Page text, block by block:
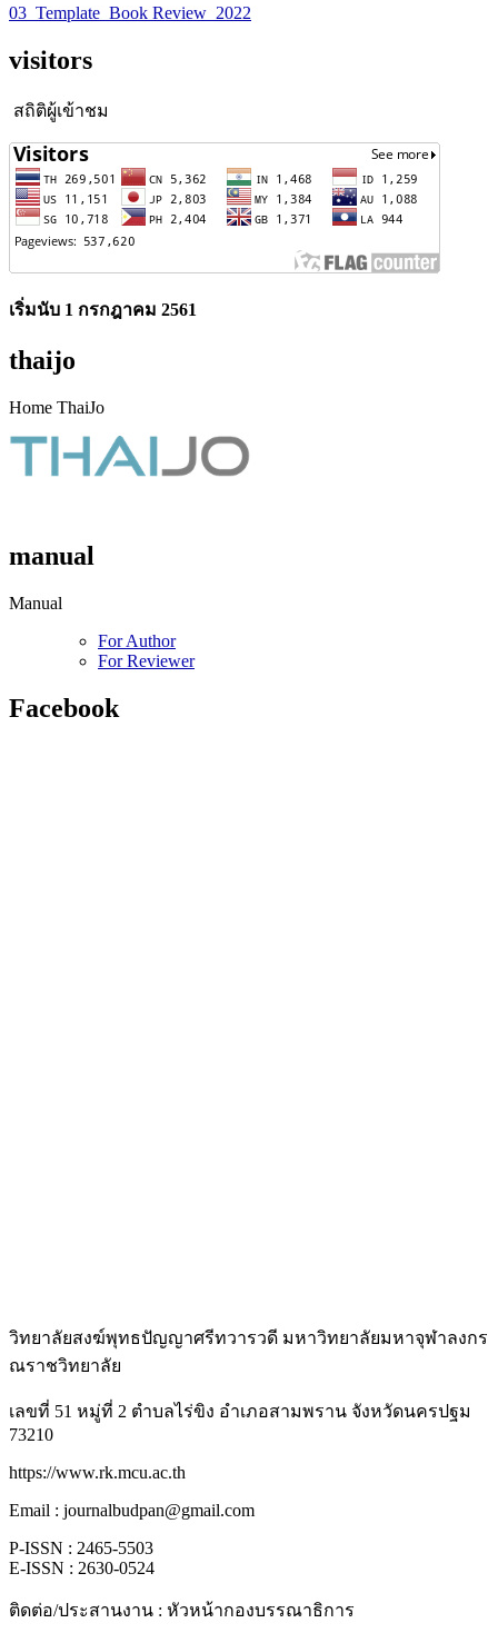
03_Template_Book Review_2022
visitors
สถิติผู้เข้าชม
เริ่มนับ 1 กรกฎาคม 2561
thaijo
Home ThaiJo
manual
Manual
For Author
For Reviewer
Facebook
วิทยาลัยสงฆ์พุทธปัญญาศรีทวารวดี มหาวิทยาลัยมหาจุฬาลงกร
ณราชวิทยาลัย
เลขที่ 51 หมู่ที่ 2 ตำบลไร่ขิง อำเภอสามพราน จังหวัดนครปฐม
73210
https://www.rk.mcu.ac.th
Email : journalbudpan@gmail.com
P-ISSN : 2465-5503
E-ISSN : 2630-0524
ติดต่อ/ประสานงาน : หัวหน้ากองบรรณาธิการ